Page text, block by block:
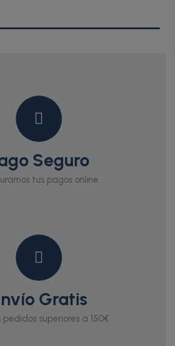
Seguro
tus pagos online
Gratis
pedidos superiores a 150€